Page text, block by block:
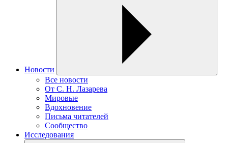
Новости
Все новости
От С. Н. Лазарева
Мировые
Вдохновение
Письма читателей
Сообщество
Исследования